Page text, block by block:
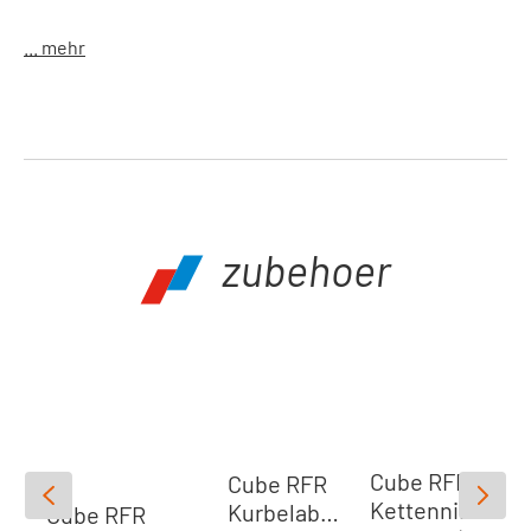
... mehr
Produktgalerie überspringenzubehoer
Cube RFR
Cube RFR
Kurbelabzi
Cube RFR
Kettenniet